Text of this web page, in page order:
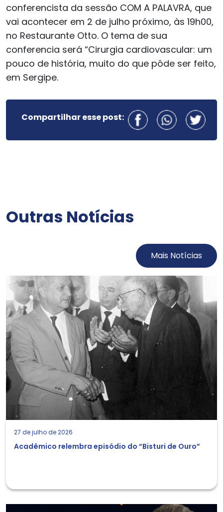
conferencista da sessão COM A PALAVRA, que
vai acontecer em 2 de julho próximo, às 19h00,
no Restaurante Otto. O tema de sua
conferencia será “Cirurgia cardiovascular: um
pouco de história, muito do que pôde ser feito,
em Sergipe.
Compartilhar esse post:
Outras Notícias
Mais Notícias
27 de julho de 2026
Acadêmico relembra episódio do “Bisturi de Ouro”